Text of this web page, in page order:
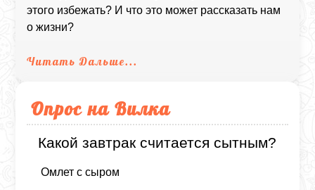
этого избежать? И что это может рассказать нам
о жизни?
Читать Дальше...
Опрос на Вилка
Какой завтрак считается сытным?
Омлет с сыром